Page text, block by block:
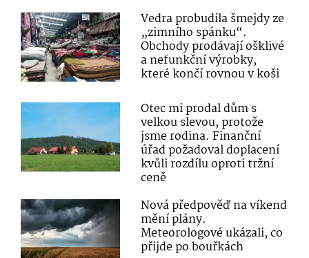
Vedra probudila šmejdy ze
„zimního spánku“.
Obchody prodávají ošklivé
a nefunkční výrobky,
které končí rovnou v koši
Otec mi prodal dům s
velkou slevou, protože
jsme rodina. Finanční
úřad požadoval doplacení
kvůli rozdílu oproti tržní
ceně
Nová předpověď na víkend
mění plány.
Meteorologové ukázali, co
přijde po bouřkách